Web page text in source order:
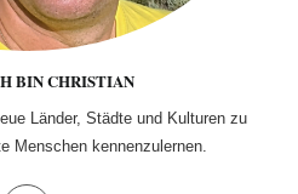
BIN CHRISTIAN
Länder, Städte und Kulturen zu
Menschen kennenzulernen.